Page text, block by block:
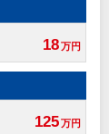
18万円
125万円